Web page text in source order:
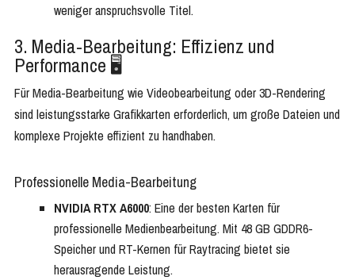
weniger anspruchsvolle Titel.
3. Media-Bearbeitung: Effizienz und
Performance 🖥️
Für Media-Bearbeitung wie Videobearbeitung oder 3D-Rendering
sind leistungsstarke Grafikkarten erforderlich, um große Dateien und
komplexe Projekte effizient zu handhaben.
Professionelle Media-Bearbeitung
NVIDIA RTX A6000: Eine der besten Karten für
professionelle Medienbearbeitung. Mit 48 GB GDDR6-
Speicher und RT-Kernen für Raytracing bietet sie
herausragende Leistung.